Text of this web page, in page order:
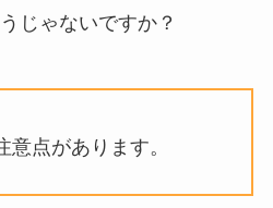
じゃないですか？
点があります。